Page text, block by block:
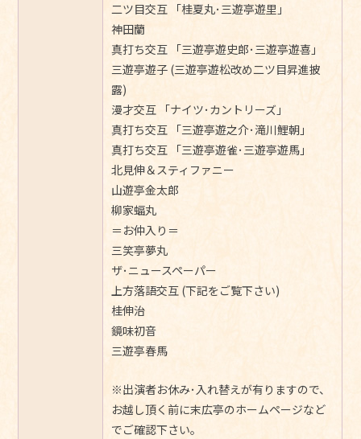
二ツ目交互 「桂夏丸･三遊亭遊里」
神田蘭
真打ち交互 「三遊亭遊史郎･三遊亭遊喜」
三遊亭遊子 (三遊亭遊松改め二ツ目昇進披
露)
漫才交互 「ナイツ･カントリーズ」
真打ち交互 「三遊亭遊之介･滝川鯉朝」
真打ち交互 「三遊亭遊雀･三遊亭遊馬」
北見伸＆スティファニー
山遊亭金太郎
柳家蝠丸
＝お仲入り＝
三笑亭夢丸
ザ･ニュースペーパー
上方落語交互 (下記をご覧下さい)
桂伸治
鏡味初音
三遊亭春馬
※出演者お休み･入れ替えが有りますので、
お越し頂く前に末広亭のホームページなど
でご確認下さい。